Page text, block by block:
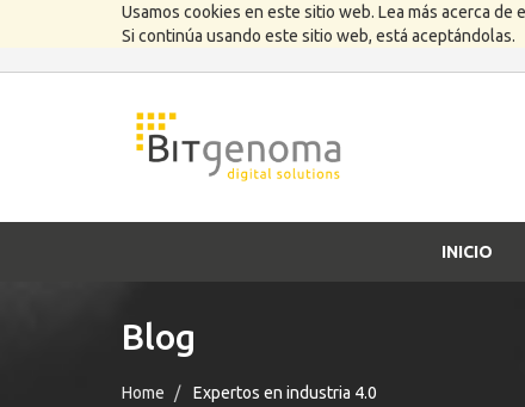
Usamos cookies en este sitio web. Lea más acerca de
Si continúa usando este sitio web, está aceptándolas.
INICIO
Blog
Home Expertos en industria 4.0